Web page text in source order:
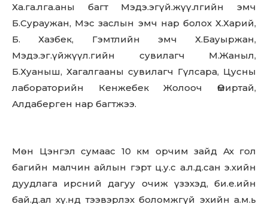
Ха.га.лга.аны багт Мэдэ.эгүй.жүү.лгийн эмч
Б.Сураужан, Мэс заслын эмч нар болох Х.Харий,
Б. Хазбек, Гэмтлийн эмч Х.Бауыржан,
Мэдэ.эг.үйжүүл.гийн сувилагч М.Жаныл,
Б.Хуаныш, Хагалгааны сувилагч Гүлсара, Цусны
лабораторийн Кенжебек Жолооч Өмиртай,
Алдаберген нар багтжээ.
Мөн Цэнгэл сумаас 10 км орчим зайд Ах гол
багийн малчин айлын гэрт ц.у.с а.л.д.сан э.хийн
дуудлага ирсний дагуу очиж үзэхэд, би.е.ийн
бай.д.ал хү.нд тээвэрлэх боломжгүй эхийн а.м.ь